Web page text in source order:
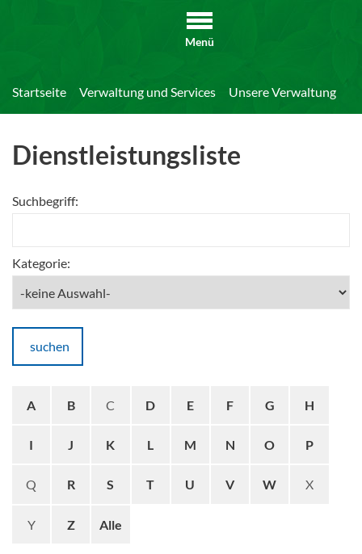
Menü
Startseite Verwaltung und Services Unsere Verwaltung
Dienstleistungsliste
Suchbegriff:
Kategorie:
suchen
A B C D E F G H
I J K L M N O P
Q R S T U V W X
Y Z Alle